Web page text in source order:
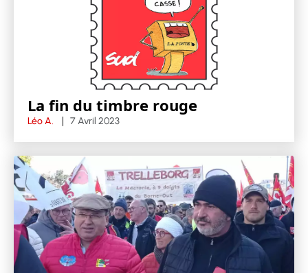
La fin du timbre rouge
Léo A. 7 Avril 2023